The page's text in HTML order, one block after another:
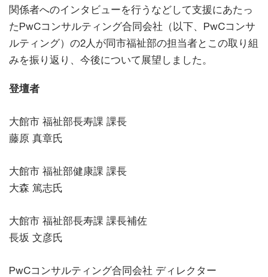
関係者へのインタビューを行うなどして支援にあたっ
たPwCコンサルティング合同会社（以下、PwCコンサ
ルティング）の2人が同市福祉部の担当者とこの取り組
みを振り返り、今後について展望しました。
登壇者
大館市 福祉部長寿課 課長
藤原 真章氏
大館市 福祉部健康課 課長
大森 篤志氏
大館市 福祉部長寿課 課長補佐
長坂 文彦氏
PwCコンサルティング合同会社 ディレクター